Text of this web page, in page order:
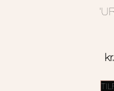
kr.